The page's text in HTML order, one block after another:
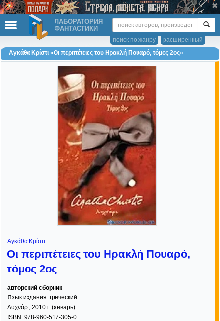
ЛАБОРАТОРИЯ
ФАНТАСТИКИ
расширенный
поиск по жанру
Αγκάθα Κρίστι «Οι περιπέτειες του Ηρακλή Πουαρό, τόμος 2ος»
Αγκάθα Κρίστι
Οι περιπέτειες του Ηρακλή Πουαρό,
τόμος 2ος
авторский сборник
Язык издания: греческий
Λυχνάρι, 2010 г. (январь)
ISBN: 978-960-517-305-0